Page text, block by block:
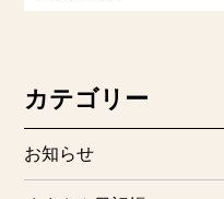
カテゴリー
お知らせ